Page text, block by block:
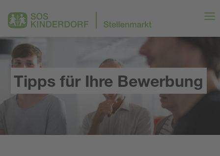
Tipps für Ihre Bewerbung